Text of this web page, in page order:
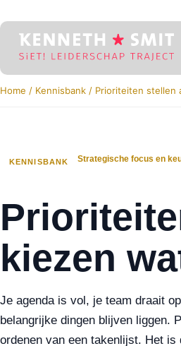
Home / Kennisbank / Prioriteiten stellen
KENNISBANK Strategische focus en
kiezen
Je agenda is vol, je team draait
belangrijke dingen blijven liggen.
ordenen van een takenlijst. Het